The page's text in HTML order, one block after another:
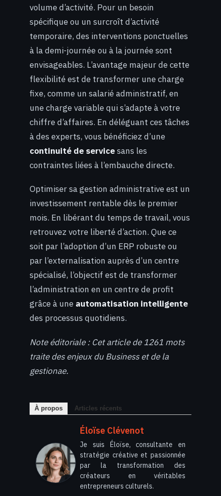
volume d’activité. Pour un besoin
spécifique ou un surcroît d’activité
temporaire, des interventions ponctuelles
à la demi-journée ou à la journée sont
envisageables. L’avantage majeur de cette
flexibilité est de transformer une charge
fixe, comme un salarié administratif, en
une charge variable qui s’adapte à votre
chiffre d’affaires. En déléguant ces tâches
à des experts, vous bénéficiez d’une
continuité de servicesans les
contraintes liées à l’embauche directe.
Optimiser sa gestion administrative est un
investissement rentable dès le premier
mois. En libérant du temps de travail, vous
retrouvez votre liberté d’action. Que ce
soit par l’adoption d’un ERP robuste ou
par l’externalisation auprès d’un centre
spécialisé, l’objectif est de transformer
l’administration en un centre de profit
grâce à une automatisation intelligente
des processus quotidiens.
Note éditoriale : Cet article de 1261 mots
traite des enjeux du Business et de la
gestionae.
À propos Articles récents
Éloïse Clévenot
Je suis Éloïse, consultante en
stratégie créative et passionnée
par la transformation des
créateurs en véritables
entrepreneurs culturels.